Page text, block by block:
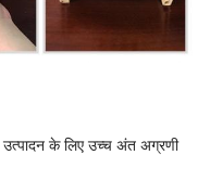
के लिए उच्च अंत अग्रणी